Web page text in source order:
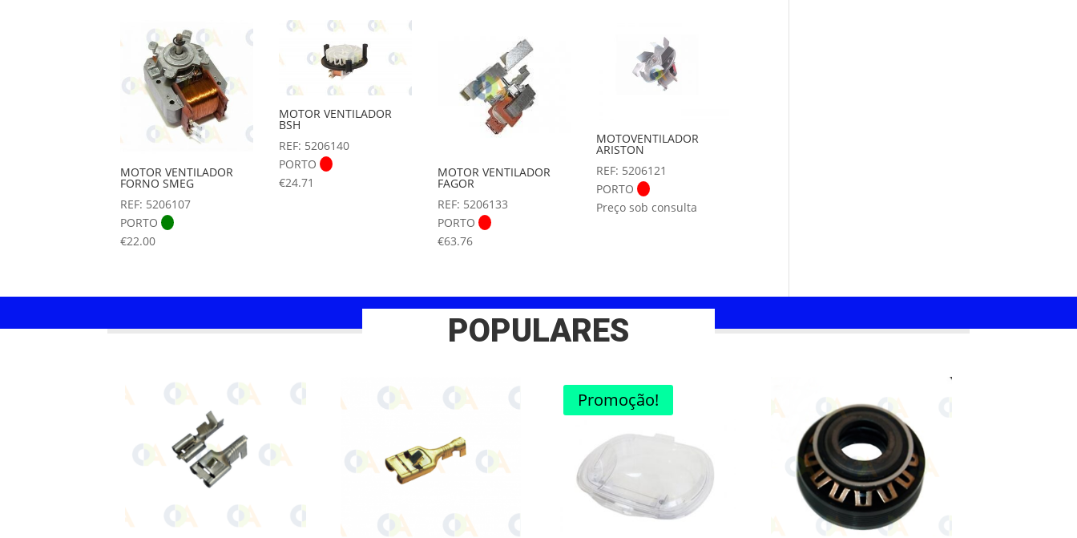
MOTOR VENTILADOR
FORNO SMEG
REF: 5206107
PORTO
€22.00
MOTOR VENTILADOR
BSH
REF: 5206140
PORTO
€24.71
MOTOR VENTILADOR
FAGOR
REF: 5206133
PORTO
€63.76
MOTOVENTILADOR
ARISTON
REF: 5206121
PORTO
Preço sob consulta
POPULARES
Promoção!